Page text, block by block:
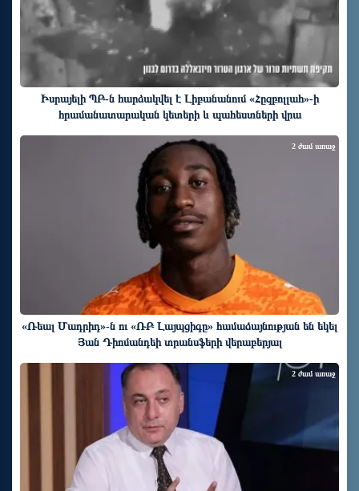
Իսրայելի ՊԲ-ն հարձակվել է Լիբանանում «Հըզբոլլահ»-ի
հրամանատարական կետերի և պահեստների վրա
«Ռեալ Մադրիդ»-ն ու «ՌԲ Լայպցիգը» համաձայնության են եկել
Յան Դիոմանդեի տրանսֆերի վերաբերյալ
2 ժամ առաջ
2 ժամ առաջ